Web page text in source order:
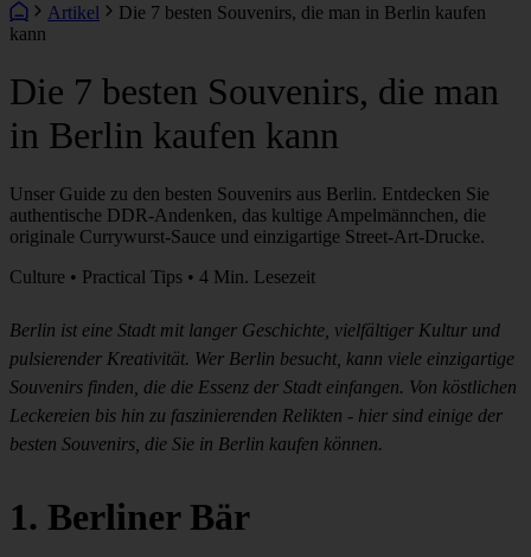
Artikel
Die 7 besten Souvenirs, die man in Berlin kaufen
kann
Die 7 besten Souvenirs, die man
in Berlin kaufen kann
Unser Guide zu den besten Souvenirs aus Berlin. Entdecken Sie
authentische DDR-Andenken, das kultige Ampelmännchen, die
originale Currywurst-Sauce und einzigartige Street-Art-Drucke.
Culture • Practical Tips • 4 Min. Lesezeit
Berlin ist eine Stadt mit langer Geschichte, vielfältiger Kultur und
pulsierender Kreativität. Wer Berlin besucht, kann viele einzigartige
Souvenirs finden, die die Essenz der Stadt einfangen. Von köstlichen
Leckereien bis hin zu faszinierenden Relikten - hier sind einige der
besten Souvenirs, die Sie in Berlin kaufen können.
1. Berliner Bär